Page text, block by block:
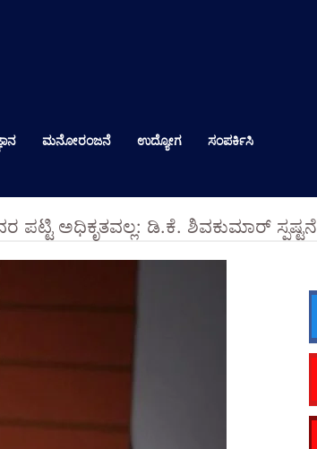
ಮನೋರಂಜನೆ ಉದ್ಯೋಗ ಸಂಪರ್ಕಿಸಿ
ಪಟ್ಟಿ ಅಧಿಕೃತವಲ್ಲ: ಡಿ.ಕೆ. ಶಿವಕುಮಾರ್ ಸ್ಪಷ್ಟನೆ